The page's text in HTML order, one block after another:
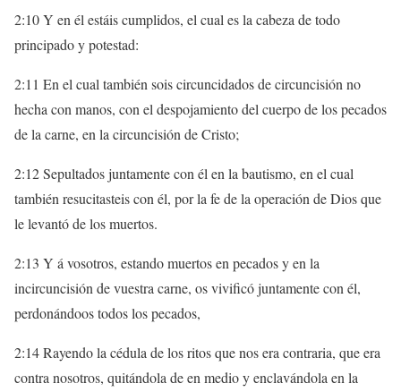
2:10 Y en él estáis cumplidos, el cual es la cabeza de todo
principado y potestad:
2:11 En el cual también sois circuncidados de circuncisión no
hecha con manos, con el despojamiento del cuerpo de los pecados
de la carne, en la circuncisión de Cristo;
2:12 Sepultados juntamente con él en la bautismo, en el cual
también resucitasteis con él, por la fe de la operación de Dios que
le levantó de los muertos.
2:13 Y á vosotros, estando muertos en pecados y en la
incircuncisión de vuestra carne, os vivificó juntamente con él,
perdonándoos todos los pecados,
2:14 Rayendo la cédula de los ritos que nos era contraria, que era
contra nosotros, quitándola de en medio y enclavándola en la